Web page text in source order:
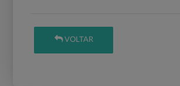
VOLTAR